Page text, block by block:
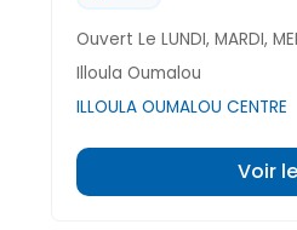
Ouvert Le LUNDI, MARDI,
Illoula Oumalou
ILLOULA OUMALOU CENTRE
Voir